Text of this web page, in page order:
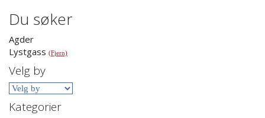
Du søker
Agder
Lystgass (Fjern)
Velg by
Kategorier